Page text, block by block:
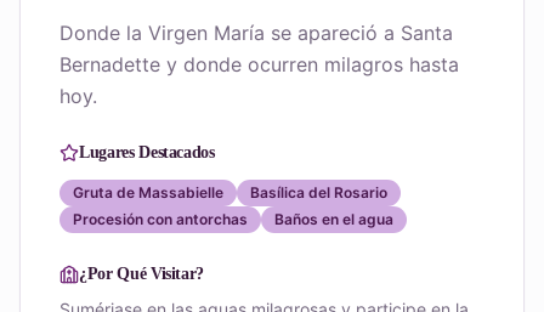
Donde la Virgen María se apareció a Santa
Bernadette y donde ocurren milagros hasta
hoy.
Lugares Destacados
Gruta de Massabielle
Basílica del Rosario
Procesión con antorchas
Baños en el agua
¿Por Qué Visitar?